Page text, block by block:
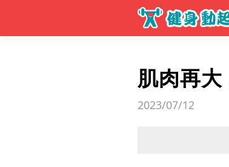
肌肉再
2023/07/12